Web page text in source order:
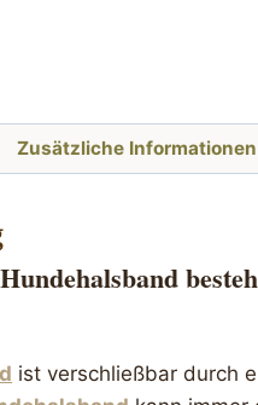
Zusätzliche Informationen
Hundehalsband
ist verschließbar durch